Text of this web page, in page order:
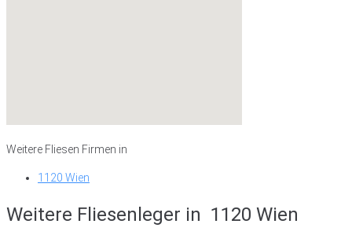
Weitere Fliesen Firmen in
1120 Wien
Weitere Fliesenleger in 1120 Wien